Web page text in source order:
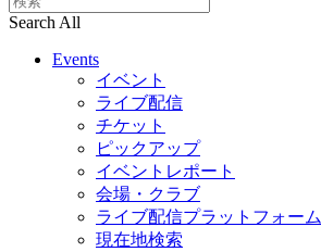
Search All
Events
イベント
ライブ配信
チケット
ピックアップ
イベントレポート
会場・クラブ
ライブ配信プラットフォーム
現在地検索